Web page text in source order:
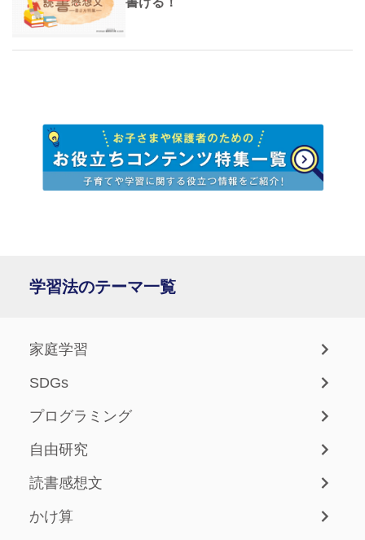
学習法のテーマ一覧
家庭学習
SDGs
プログラミング
自由研究
読書感想文
かけ算